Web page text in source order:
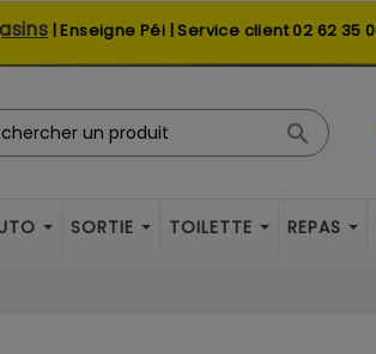
| Enseigne Péi | Service client02 62 35

SORTIE TOILETTE REPAS